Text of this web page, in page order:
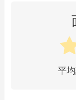
平